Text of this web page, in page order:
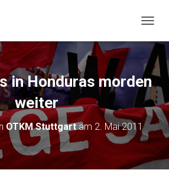
in Honduras morden
weiter
OTKM Stuttgartam 2. Mai 2011